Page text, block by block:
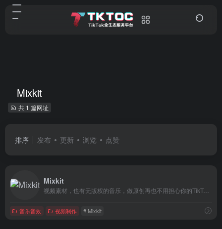
Mixkit
共 1 篇网址
排序 发布 更新 浏览 点赞
Mixkit
视频素材，也有无版权的音乐，做原创再也不用担心你的TikTok 视频因为侵权而下架或者消音。
音乐音效 视频制作 # Mixkit